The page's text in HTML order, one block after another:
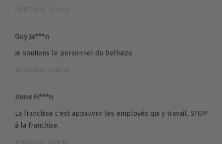
28/07/2026, 23:04:24
Guy Ja***n
Je soutiens le personnel du Delhaize
13/06/2026, 13:20:30
Irene Fr***n
La franchise c'est appauvrir les employés qui y travail. STOP
à la franchise.
11/04/2024, 15:20:13